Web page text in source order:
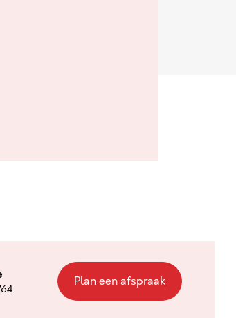
Plan een afspraak